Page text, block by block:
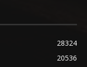
28324
20536